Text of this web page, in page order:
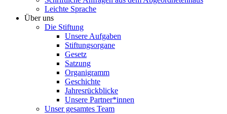
Leichte Sprache
Über uns
Die Stiftung
Unsere Aufgaben
Stiftungsorgane
Gesetz
Satzung
Organigramm
Geschichte
Jahresrückblicke
Unsere Partner*innen
Unser gesamtes Team